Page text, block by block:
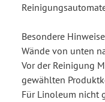
Besondere Hinweise
Wände von unten
Vor der Reinigung
gewählten
Für Linoleum nicht